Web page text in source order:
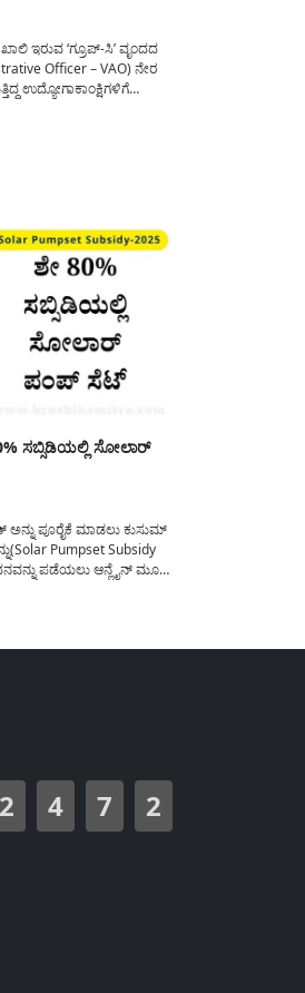
ಇರುವ ‘ಗ್ರೂಪ್-ಸಿ’ ವೃಂದದ
Officer – VAO) ನೇರ
ಉದ್ಯೋಗಾಕಾಂಕ್ಷಿಗಳಿಗೆ
ಸಬ್ಸಿಡಿಯಲ್ಲಿ ಸೋಲಾರ್
ಪೂರೈಕೆ ಮಾಡಲು ಕುಸುಮ್
Pumpset Subsidy
ಪಡೆಯಲು ಆನ್ಲೈನ್ ಮೂಲಕ
2 4 7
2